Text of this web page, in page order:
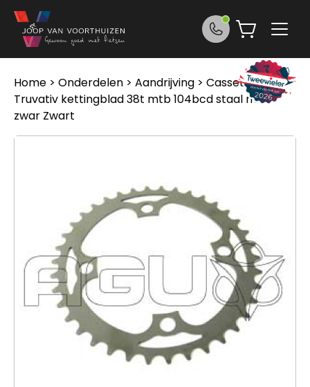
Ga naar de inhoud
Home > Onderdelen > Aandrijving > Cassettes>
Truvativ kettingblad 38t mtb 104bcd staal mat
zwar Zwart